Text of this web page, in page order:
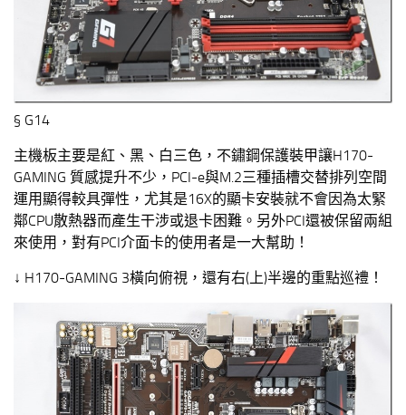
§ G14
主機板主要是紅、黑、白三色，不鏽鋼保護裝甲讓H170-
GAMING 質感提升不少，PCI-e與M.2三種插槽交替排列空間
運用顯得較具彈性，尤其是16X的顯卡安裝就不會因為太緊
鄰CPU散熱器而產生干涉或退卡困難。另外PCI還被保留兩組
來使用，對有PCI介面卡的使用者是一大幫助！
↓ H170-GAMING 3橫向俯視，還有右(上)半邊的重點巡禮！